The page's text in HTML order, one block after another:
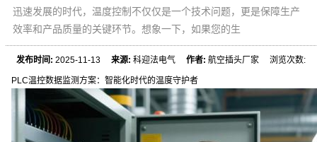
迅速发展的时代，温度控制不仅仅是一个技术问题，更是保障生产
效率和产品质量的关键环节。想象一下，如果您的生
发布时间: 2025-11-13来源: 科迎法电气作者: 航空插头厂家 浏览次数:
PLC温控数据监测方案：智能化时代的温度守护者